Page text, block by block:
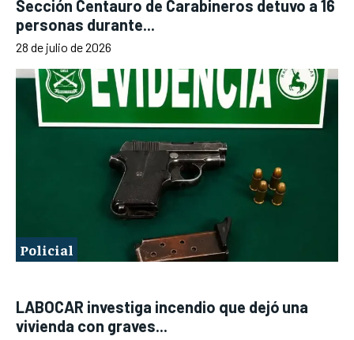
Sección Centauro de Carabineros detuvo a 16
personas durante...
28 de julio de 2026
Policial
LABOCAR investiga incendio que dejó una
vivienda con graves...